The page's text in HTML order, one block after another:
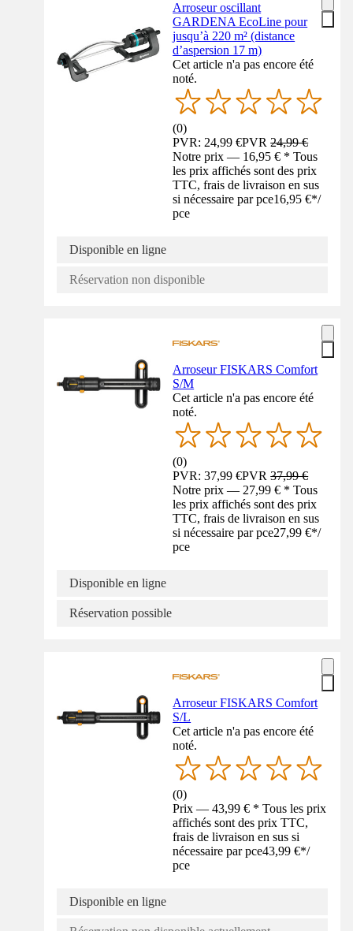
Arroseur oscillant
GARDENA EcoLine pour
jusqu’à 220 m² (distance
d’aspersion 17 m)
Cet article n'a pas encore été
noté.
(0)
PVR: 24,99 €PVR24,99 €
Notre prix — 16,95 € * Tous
les prix affichés sont des prix
TTC, frais de livraison en sus
si nécessaire par pce16,95 €*/
pce
Disponible en ligne
Réservation non disponible
Arroseur FISKARS Comfort
S/M
Cet article n'a pas encore été
noté.
(0)
PVR: 37,99 €PVR37,99 €
Notre prix — 27,99 € * Tous
les prix affichés sont des prix
TTC, frais de livraison en sus
si nécessaire par pce27,99 €*/
pce
Disponible en ligne
Réservation possible
Arroseur FISKARS Comfort
S/L
Cet article n'a pas encore été
noté.
(0)
Prix — 43,99 € * Tous les prix
affichés sont des prix TTC,
frais de livraison en sus si
nécessaire par pce43,99 €*/
pce
Disponible en ligne